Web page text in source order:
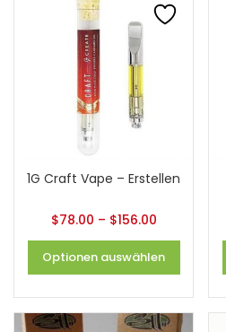
1G Craft Vape – Erstellen
$78.00 – $156.00
Optionen auswählen